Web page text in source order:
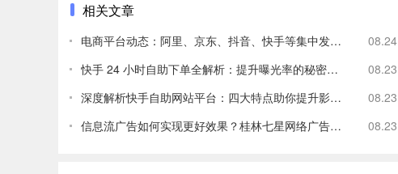
相关文章
电商平台动态：阿里、京东、抖音、快手等集中发力，行业竞争 08.24
快手 24 小时自助下单全解析：提升曝光率的秘密武器
08.23
深度解析快手自助网站平台：四大特点助你提升影响力
08.23
信息流广告如何实现更好效果？桂林七星网络广告为您解答
08.23